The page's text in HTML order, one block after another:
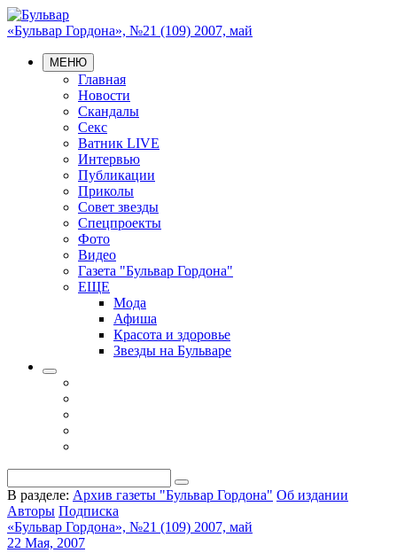
«Бульвар Гордона», №21 (109) 2007, май
МЕНЮ
Главная
Новости
Скандалы
Секс
Ватник LIVE
Интервью
Публикации
Приколы
Совет звезды
Спецпроекты
Фото
Видео
Газета "Бульвар Гордона"
ЕЩЕ
Мода
Афиша
Красота и здоровье
Звезды на Бульваре
В разделе: Архив газеты "Бульвар Гордона" Об издании
Авторы Подписка
«Бульвар Гордона», №21 (109) 2007, май
22 Мая, 2007